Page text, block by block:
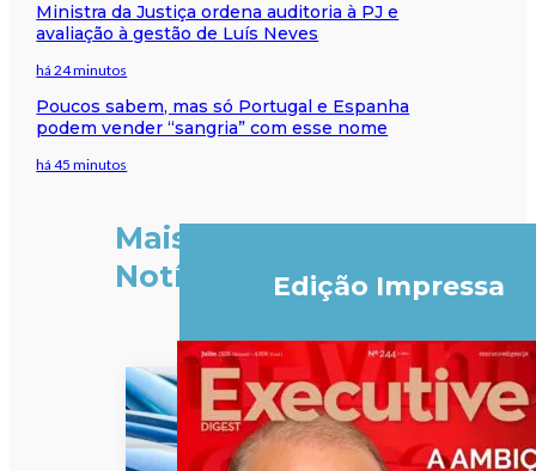
Ministra da Justiça ordena auditoria à PJ e
avaliação à gestão de Luís Neves
há 24 minutos
Poucos sabem, mas só Portugal e Espanha
podem vender “sangria” com esse nome
há 45 minutos
Mais
Notícias
Edição Impressa